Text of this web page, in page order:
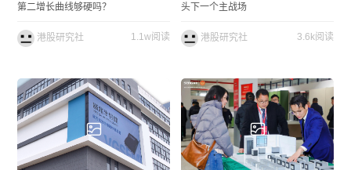
第二增长曲线够硬吗？
港股研究社 1.1w阅读
头下一个主战场
港股研究社 3.6k阅读